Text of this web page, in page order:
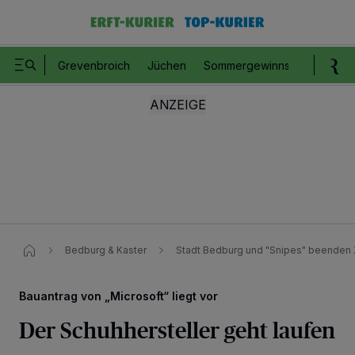
Grevenbroich Jüchen Sommergewinnspiel
Bedburg & Kaster Stadt Bedburg und "Snipes" beenden
Bauantrag von „Microsoft“ liegt vor
Der Schuhhersteller geht laufen